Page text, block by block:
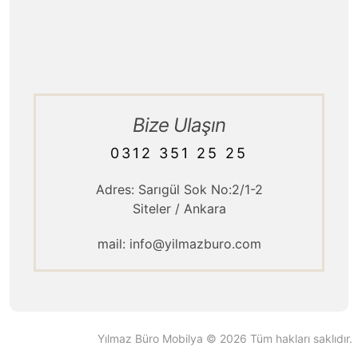
Bize Ulaşın
0312 351 25 25
Adres: Sarıgül Sok No:2/1-2
Siteler / Ankara
mail: info@yilmazburo.com
Yılmaz Büro Mobilya © 2026 Tüm hakları saklıdır.